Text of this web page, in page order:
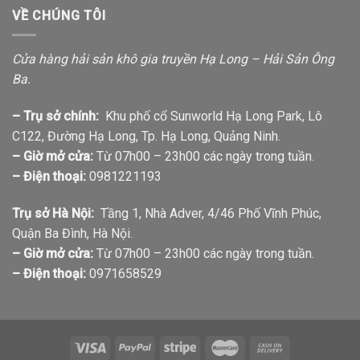
VỀ CHÚNG TÔI
Cửa hàng hải sản khô gia truyền Hạ Long – Hải Sản Ông
Ba.
– Trụ sở chính: Khu phố cổ Sunworld Hạ Long Park, Lô
C122, Đường Hạ Long, Tp. Hạ Long, Quảng Ninh.
– Giờ mở cửa: Từ 07h00 – 23h00 các ngày trong tuần.
– Điện thoại: 0981221193
Trụ sở Hà Nội: Tầng 1, Nhà Adver, 4/46 Phố Vĩnh Phúc,
Quận Ba Đình, Hà Nội.
– Giờ mở cửa: Từ 07h00 – 23h00 các ngày trong tuần.
– Điện thoại: 0971658529